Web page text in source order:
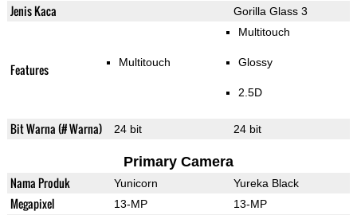
Jenis Kaca Gorilla Glass 3
Features Multitouch
Multitouch
Glossy
2.5D
Bit Warna (# Warna) 24 bit 24 bit
Primary Camera
Nama Produk Yunicorn Yureka Black
Megapixel 13-MP 13-MP